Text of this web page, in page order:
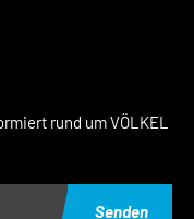
rund um VÖLKEL
Senden